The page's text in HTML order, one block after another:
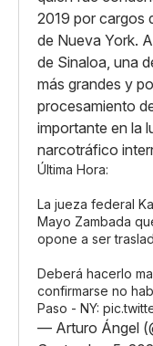
2019 por cargos
de Nueva York.
de Sinaloa, una
más grandes y
procesamiento
importante en la
narcotráfico
Última Hora:
La jueza federal
Mayo Zambada
opone a ser
Deberá hacerlo
confirmarse no
Paso - NY:
— Arturo Ángel